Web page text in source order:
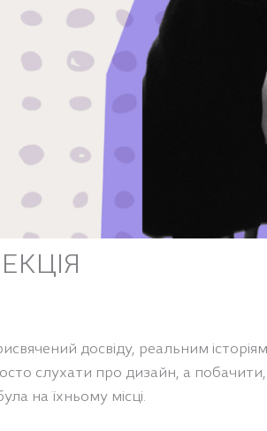
досвіду, реальним
слухати про дизайн, а
на їхньому місці.